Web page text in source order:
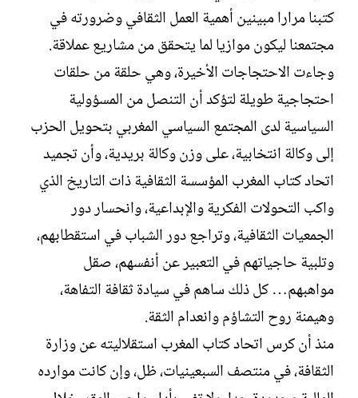
كتبنا مرارا مبينين أهمية العمل الثقافي وضرورته في
مجتمعنا ليكون موازيا لما يتحقق من مشاريع عملاقة.
وجاءت الاحتجاجات الأخيرة، وهي حلقة من حلقات
احتجاجية طويلة لتؤكد أن التنصل من المسؤولية
السياسية لدى المجتمع السياسي المغربي بتحويل الحزب
إلى وكالة انتخابية، على وزن وكالة بريدية، وأن تجميد
اتحاد كتاب المغرب المؤسسة الثقافية ذات التاريخ الذي
واكب التحولات الفكرية والإبداعية، وانحسار دور
الجمعيات الثقافية، وتراجع دور الشباب في استقطابهم،
وتلبية حاجياتهم في التعبير عن أنفسهم، صقل
مواهبهم… كل ذلك ساهم في سيادة ثقافة التفاهة،
وهيمنة روح التشاؤم وانعدام الثقة.
منذ أن كرس اتحاد كتاب المغرب استقلاليته عن وزارة
الثقافة، في منتصف السبعينيات، ظل، وإن كانت موارده